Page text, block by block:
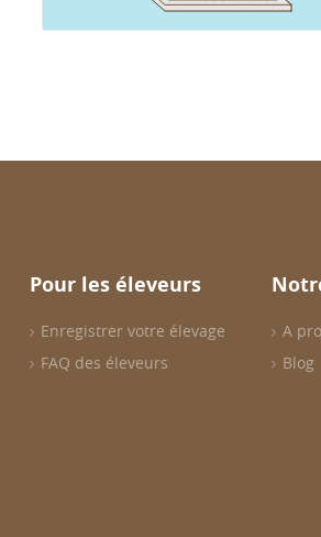
Pour les éleveurs
Enregistrer votre élevage
FAQ des éleveurs
A
Blog